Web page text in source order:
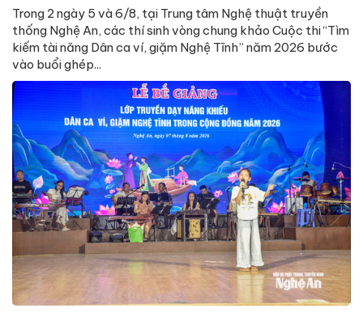
Trong 2 ngày 5 và 6/8, tại Trung tâm Nghệ thuật truyền
thống Nghệ An, các thí sinh vòng chung khảo Cuộc thi “Tìm
kiếm tài năng Dân ca ví, giặm Nghệ Tĩnh” năm 2026 bước
vào buổi ghép...